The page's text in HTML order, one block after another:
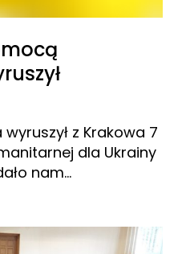
z Krakowa 7
dla Ukrainy
nam…